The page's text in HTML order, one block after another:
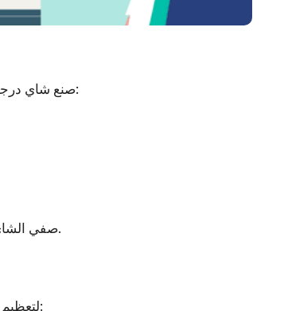
صنع شايلتخمير الكأس المثالي:
صفي الشاي في كوب واستمتعي بالحرارة ، أو اتركيه يبرد للحصول على نسخة مثلجة منعشة.
لتعظيم فوائد شاي درجة مئوية وتعزيز تجربتك بشكل عام، ضع في اعتبارك النصائح التالية: